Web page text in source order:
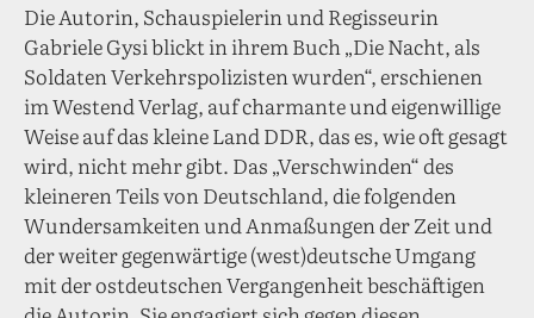
Die Autorin, Schauspielerin und Regisseurin
Gabriele Gysi blickt in ihrem Buch „Die Nacht, als
Soldaten Verkehrspolizisten wurden“, erschienen
im Westend Verlag, auf charmante und eigenwillige
Weise auf das kleine Land DDR, das es, wie oft gesagt
wird, nicht mehr gibt. Das „Verschwinden“ des
kleineren Teils von Deutschland, die folgenden
Wundersamkeiten und Anmaßungen der Zeit und
der weiter gegenwärtige (west)deutsche Umgang
mit der ostdeutschen Vergangenheit beschäftigen